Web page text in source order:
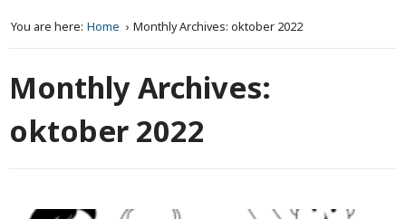
You are here: Home Monthly Archives: oktober 2022
Monthly Archives:
oktober 2022